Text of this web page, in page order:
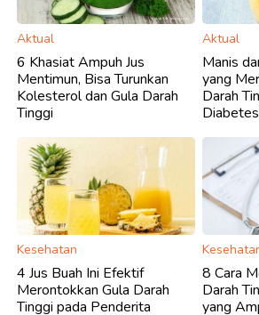
Aktual
6 Khasiat Ampuh Jus
Mentimun, Bisa Turunkan
Kolesterol dan Gula Darah
Tinggi
Aktual
Manis
yang
Darah
Diabetes
Kesehatan
4 Jus Buah Ini Efektif
Merontokkan Gula Darah
Tinggi pada Penderita
8 Cara
Darah
yang